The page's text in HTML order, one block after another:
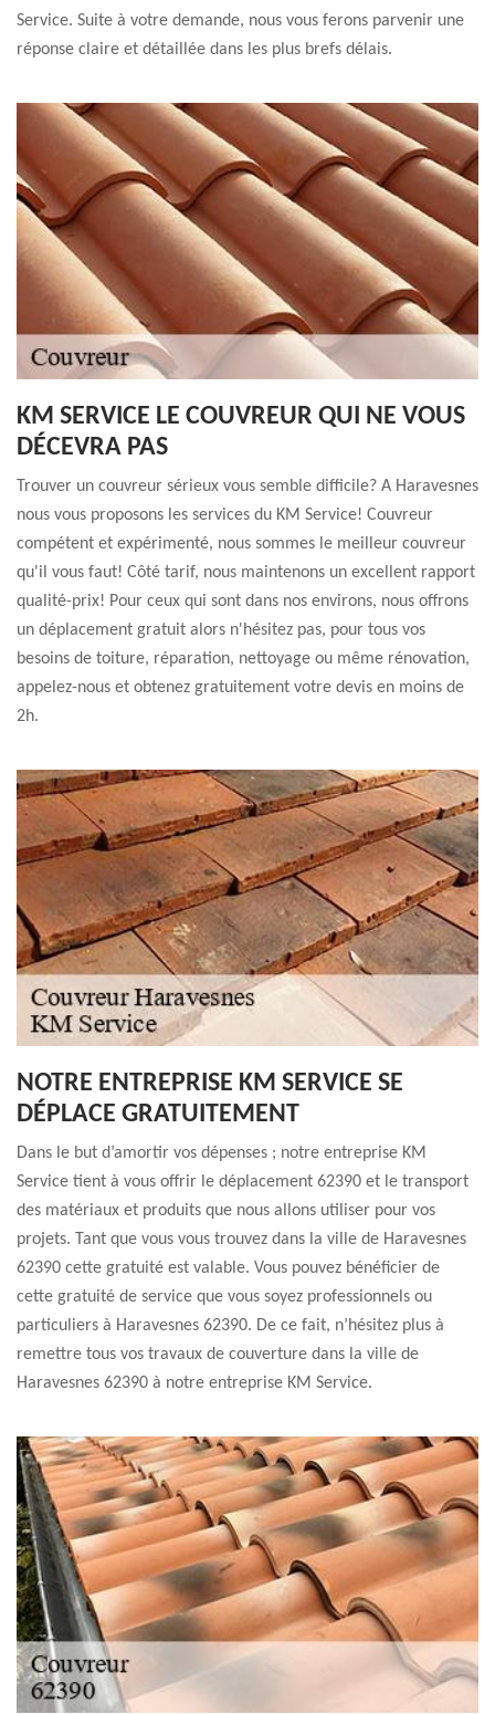
Service. Suite à votre demande, nous vous ferons parvenir une
réponse claire et détaillée dans les plus brefs délais.
KM SERVICE LE COUVREUR QUI NE VOUS
DÉCEVRA PAS
Trouver un couvreur sérieux vous semble difficile? A Haravesnes
nous vous proposons les services du KM Service! Couvreur
compétent et expérimenté, nous sommes le meilleur couvreur
qu'il vous faut! Côté tarif, nous maintenons un excellent rapport
qualité-prix! Pour ceux qui sont dans nos environs, nous offrons
un déplacement gratuit alors n'hésitez pas, pour tous vos
besoins de toiture, réparation, nettoyage ou même rénovation,
appelez-nous et obtenez gratuitement votre devis en moins de
2h.
NOTRE ENTREPRISE KM SERVICE SE
DÉPLACE GRATUITEMENT
Dans le but d’amortir vos dépenses ; notre entreprise KM
Service tient à vous offrir le déplacement 62390 et le transport
des matériaux et produits que nous allons utiliser pour vos
projets. Tant que vous vous trouvez dans la ville de Haravesnes
62390 cette gratuité est valable. Vous pouvez bénéficier de
cette gratuité de service que vous soyez professionnels ou
particuliers à Haravesnes 62390. De ce fait, n’hésitez plus à
remettre tous vos travaux de couverture dans la ville de
Haravesnes 62390 à notre entreprise KM Service.